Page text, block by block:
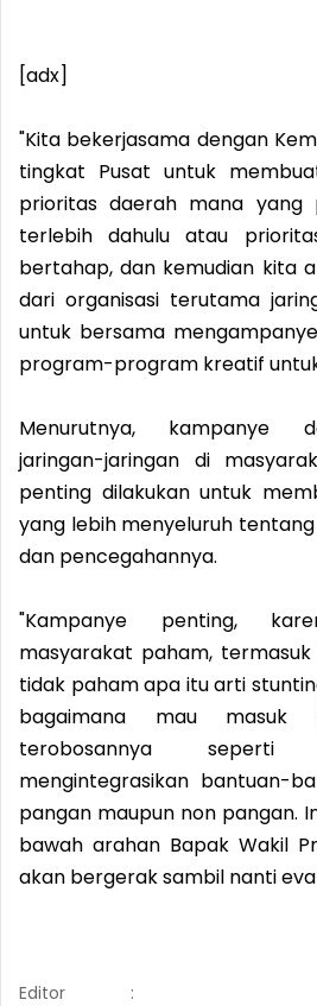
[adx]
"Kita bekerjasama dengan
tingkat Pusat untuk
prioritas daerah mana yang
terlebih dahulu atau
bertahap, dan kemudian kita
dari organisasi terutama
untuk bersama
program-program kreatif
Menurutnya, kampanye
jaringan-jaringan di
penting dilakukan untuk
yang lebih menyeluruh
dan pencegahannya.
"Kampanye penting,
masyarakat paham,
tidak paham apa itu arti
bagaimana mau masuk
terobosannya
mengintegrasikan bantuan-
pangan maupun non pangan.
bawah arahan Bapak Wakil
akan bergerak sambil nanti
Editor :